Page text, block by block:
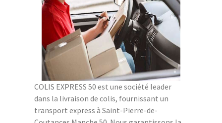
COLIS EXPRESS 50 est une société leader
dans la livraison de colis, fournissant un
transport express à Saint-Pierre-de-